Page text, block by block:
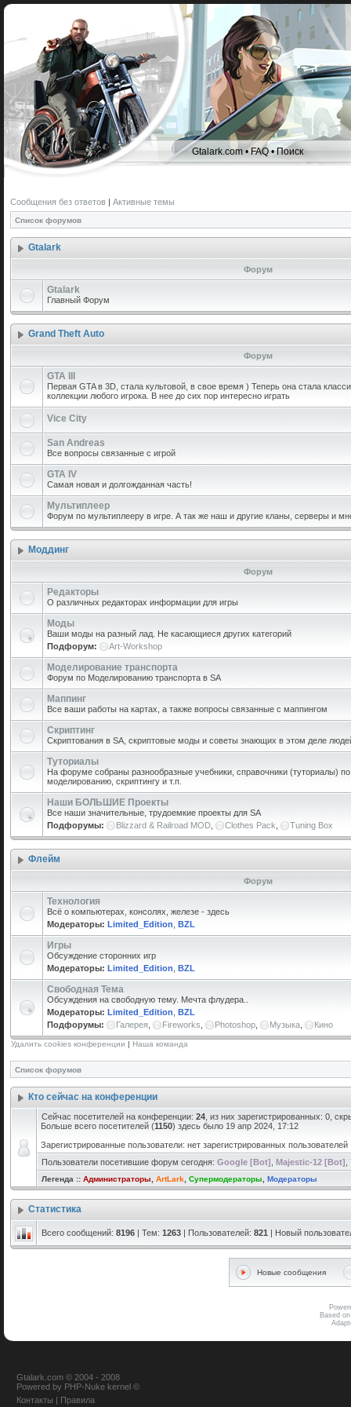
Gtalark.com •FAQ•Поиск
Сообщения без ответов | Активные темы
Список форумов
Gtalark
Форум
Gtalark
Главный Форум
Grand Theft Auto
Форум
GTA III
Первая GTA в 3D, стала культовой, в свое время ) Теперь она стала
коллекции любого игрока. В нее до сих пор интересно играть
Vice City
San Andreas
Все вопросы связанные с игрой
GTA IV
Самая новая и долгожданная часть!
Мультиплеер
Форум по мультиплееру в игре. А так же наш и другие кланы, серверы и
Моддинг
Форум
Редакторы
О различных редакторах информации для игры
Моды
Ваши моды на разный лад. Не касающиеся других категорий
Подфорум:
Art-Workshop
Моделирование транспорта
Форум по Моделированию транспорта в SA
Маппинг
Все ваши работы на картах, а также вопросы связанные с маппингом
Скриптинг
Скриптования в SA, скриптовые моды и советы знающих в этом деле
Туториалы
На форуме собраны разнообразные учебники, справочники (туториалы)
моделированию, скриптингу и т.п.
Наши БОЛЬШИЕ Проекты
Все наши значительные, трудоемкие проекты для SA
Подфорумы:
Blizzard & Railroad MOD Clothes Pack Tuning Box
Флейм
Форум
Технология
Всё о компьютерах, консолях, железе - здесь
Модераторы: Limited_Edition BZL
Игры
Обсуждение сторонних игр
Модераторы: Limited_Edition BZL
Свободная Тема
Обсуждения на свободную тему. Мечта флудера..
Модераторы: Limited_Edition BZL
Подфорумы:
Галерея Fireworks Photoshop Музыка Кино
Удалить cookies конференции | Наша команда
Список форумов
Кто сейчас на конференции
Сейчас посетителей на конференции: 24 , из них зарегистрированных: 0,
Больше всего посетителей (1150) здесь было 19 апр 2024, 17:12
Зарегистрированные пользователи: нет зарегистрированных пользователей
Пользователи посетившие форум сегодня: Google [Bot] Majestic-12 [Bot]
Легенда :: Администраторы ArtLark Супермодераторы Модераторы
Статистика
Всего сообщений: 8196 | Тем: 1263 | Пользователей: 821 | Новый
Новые сообщения
Based
Gtalark.com © 2004 - 2008
Powered by PHP-Nuke kernel ©
Контакты | Правила